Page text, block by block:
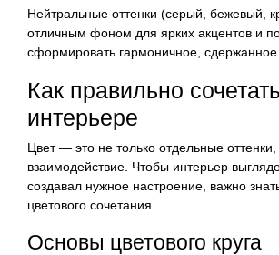
Нейтральные оттенки (серый, бежевый,
отличным фоном для ярких акцентов и
сформировать гармоничное, сдержанное
Как правильно
интерьере
Цвет — это не только отдельные
взаимодействие. Чтобы интерьер
создавал нужное настроение, важно
цветового сочетания.
Основы цветового круга